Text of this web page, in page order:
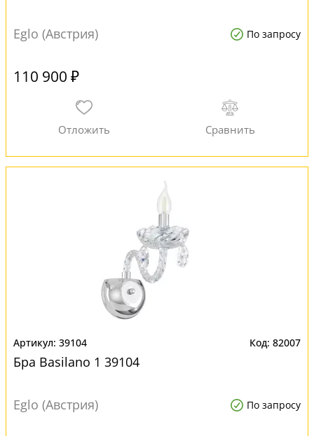
Eglo (Австрия) По запросу
110 900 ₽
39104 82007
Бра Basilano 1 39104
Eglo (Австрия) По запросу